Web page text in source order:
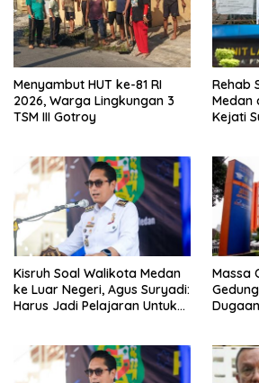
Menyambut HUT ke-81 RI
2026, Warga Lingkungan 3
TSM III Gotroy
Rehab
Medan
Kejati
Kisruh Soal Walikota Medan
ke Luar Negeri, Agus Suryadi:
Harus Jadi Pelajaran Untuk
Masyarakat
Massa